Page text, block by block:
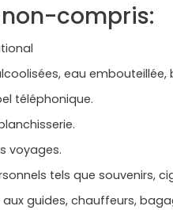
compris:
eau
téléphonique.
voyages.
tels que souvenirs,
aux guides, chauffeurs,